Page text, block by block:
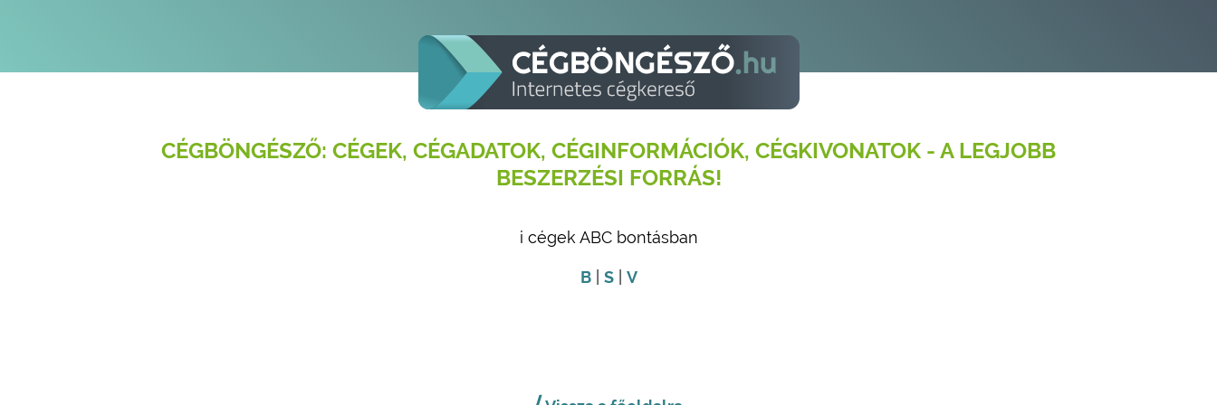
CÉGBÖNGÉSZŐ: CÉGEK, CÉGADATOK, CÉGINFORMÁCIÓK, CÉGKIVONATOK - A LEGJOBB
BESZERZÉSI FORRÁS!
i cégek ABC bontásban
B| S| V